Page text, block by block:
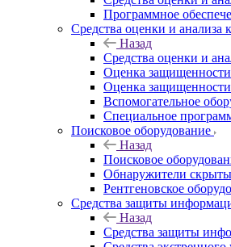
Программное
Средства оценки и анализа
Назад
Средства оценки и
Оценка
Оценка защищенности
Вспомогательное
Специальное
Поисковое оборудование
Назад
Поисковое
Обнаружители
Рентгеновское
Средства защиты
Назад
Средства защиты